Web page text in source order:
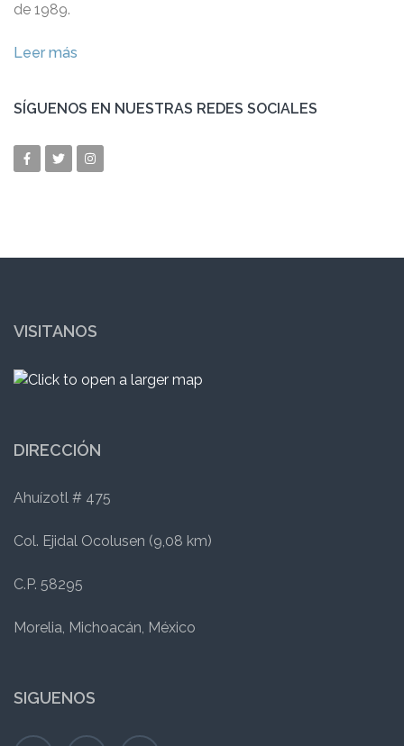
de 1989.
Leer más
SÍGUENOS EN NUESTRAS REDES SOCIALES
VISITANOS
DIRECCIÓN
Ahuízotl # 475
Col. Ejidal Ocolusen (9,08 km)
C.P. 58295
Morelia, Michoacán, México
SIGUENOS